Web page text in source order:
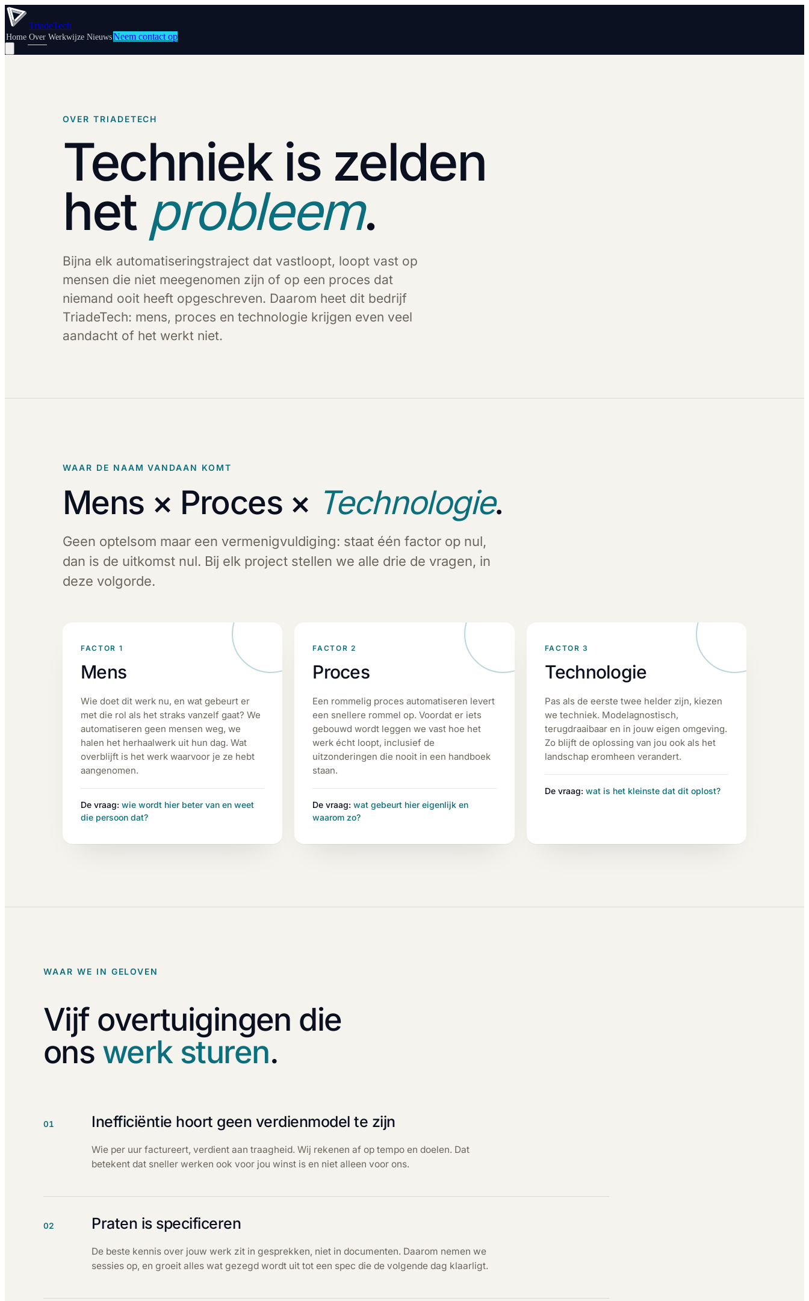
TriadeTech
Home Over Werkwijze NieuwsNeem contact op
OVER TRIADETECH
Techniek is zelden
het probleem.
Bijna elk automatiseringstraject dat vastloopt, loopt vast op
mensen die niet meegenomen zijn of op een proces dat
niemand ooit heeft opgeschreven. Daarom heet dit bedrijf
TriadeTech: mens, proces en technologie krijgen even veel
aandacht of het werkt niet.
WAAR DE NAAM VANDAAN KOMT
Mens × Proces × Technologie.
Geen optelsom maar een vermenigvuldiging: staat één factor op nul,
dan is de uitkomst nul. Bij elk project stellen we alle drie de vragen, in
deze volgorde.
FACTOR 1
Mens
Wie doet dit werk nu, en wat gebeurt er
met die rol als het straks vanzelf gaat? We
automatiseren geen mensen weg, we
halen het herhaalwerk uit hun dag. Wat
overblijft is het werk waarvoor je ze hebt
aangenomen.
De vraag: wie wordt hier beter van en weet
die persoon dat?
FACTOR 2
Proces
Een rommelig proces automatiseren levert
een snellere rommel op. Voordat er iets
gebouwd wordt leggen we vast hoe het
werk écht loopt, inclusief de
uitzonderingen die nooit in een handboek
staan.
De vraag: wat gebeurt hier eigenlijk en
waarom zo?
FACTOR 3
Technologie
Pas als de eerste twee helder zijn, kiezen
we techniek. Modelagnostisch,
terugdraaibaar en in jouw eigen omgeving.
Zo blijft de oplossing van jou ook als het
landschap eromheen verandert.
De vraag: wat is het kleinste dat dit oplost?
WAAR WE IN GELOVEN
Vijf overtuigingen die
ons werk sturen.
01 Inefficiëntie hoort geen verdienmodel te zijn
Wie per uur factureert, verdient aan traagheid. Wij rekenen af op tempo en doelen. Dat
betekent dat sneller werken ook voor jou winst is en niet alleen voor ons.
02 Praten is specificeren
De beste kennis over jouw werk zit in gesprekken, niet in documenten. Daarom nemen we
sessies op, en groeit alles wat gezegd wordt uit tot een spec die de volgende dag klaarligt.